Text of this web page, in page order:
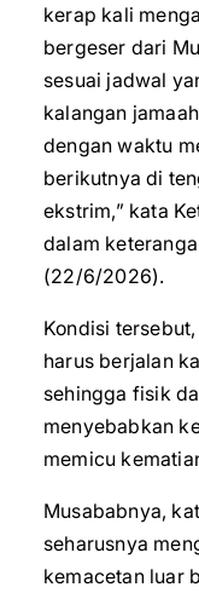
kerap kali
bergeser dari
sesuai jadwal
kalangan
dengan waktu
berikutnya di
ekstrim,” kata
dalam
(22/6/2026).
Kondisi
harus berjalan
sehingga fisik
menyebabkan
memicu
Musababnya,
seharusnya
kemacetan luar